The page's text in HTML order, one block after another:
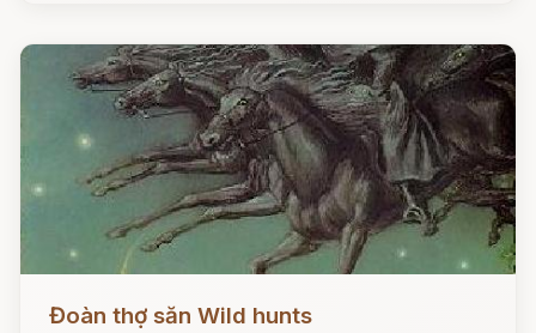
Đoàn thợ săn Wild hunts